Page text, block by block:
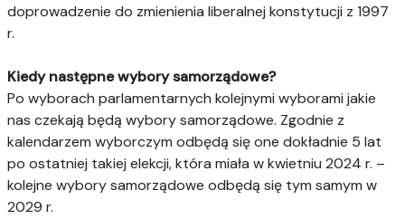
doprowadzenie do zmienienia liberalnej konstytucji z 1997
r.
Kiedy następne wybory samorządowe?
Po wyborach parlamentarnych kolejnymi wyborami jakie
nas czekają będą wybory samorządowe. Zgodnie z
kalendarzem wyborczym odbędą się one dokładnie 5 lat
po ostatniej takiej elekcji, która miała w kwietniu 2024 r. –
kolejne wybory samorządowe odbędą się tym samym w
2029 r.